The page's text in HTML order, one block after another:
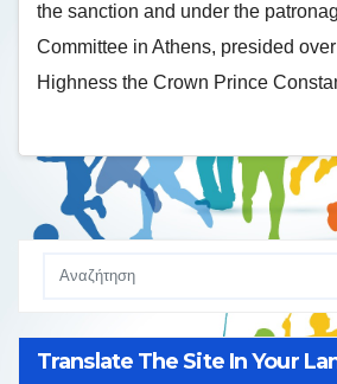
the sanction and under the
Committee in Athens, presided
Highness the Crown Prince
Translate The Site In Your